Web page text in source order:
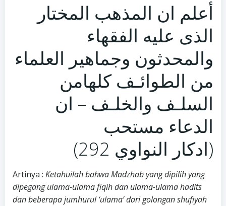
أعلم ان المذهب المختار
الذى عليه الفقهاء
والمحدثون وجماهير العلماء
من الطوائـف كلهامن
السلـف والخلـف – ان
الدعاء مستحب
(292 ادكار النواوي)
Artinya : Ketahuilah bahwa Madzhab yang dipilih yang
dipegang ulama-ulama fiqih dan ulama-ulama hadits
dan beberapa jumhurul ‘ulama’ dari golongan shufiyah